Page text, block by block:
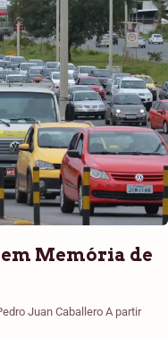
Memória de
Juan Caballero A partir